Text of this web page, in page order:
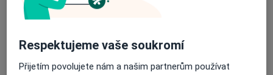
Oční klinika NeoVize má podepsané smlouvy se všemi
Vyšetření očního pozadí
Vyšetření očí
Respektujeme vaše soukromí
Přijetím povolujete nám a našim partnerům používat